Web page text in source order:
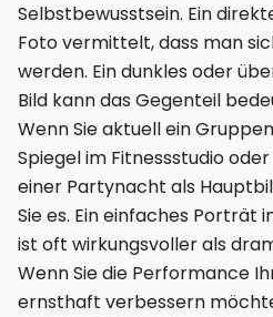
Selbstbewusstsein. Ein
Foto vermittelt, dass man
werden. Ein dunkles oder
Bild kann das Gegenteil
Wenn Sie aktuell ein
Spiegel im Fitnessstudio
einer Partynacht als
Sie es. Ein einfaches Porträt
ist oft wirkungsvoller als
Wenn Sie die Performance
ernsthaft verbessern